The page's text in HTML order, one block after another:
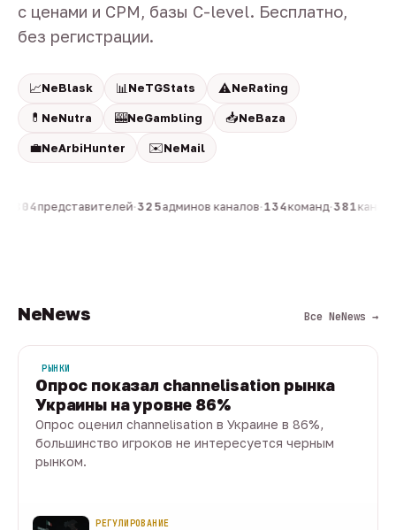
с ценами и CPM, базы C-level. Бесплатно,
без регистрации.
📈NeBlask 📊 NeTGStats ⚠️NeRating
💊 NeNutra 🎰NeGambling 📥NeBaza
💼NeArbiHunter ✉️NeMail
804представителей·325админов каналов·134команд·381
NeNews Все NeNews →
РЫНКИ
Опрос показал channelisation рынка
Украины на уровне 86%
Опрос оценил channelisation в Украине в 86%,
большинство игроков не интересуется черным
рынком.
РЕГУЛИРОВАНИЕ